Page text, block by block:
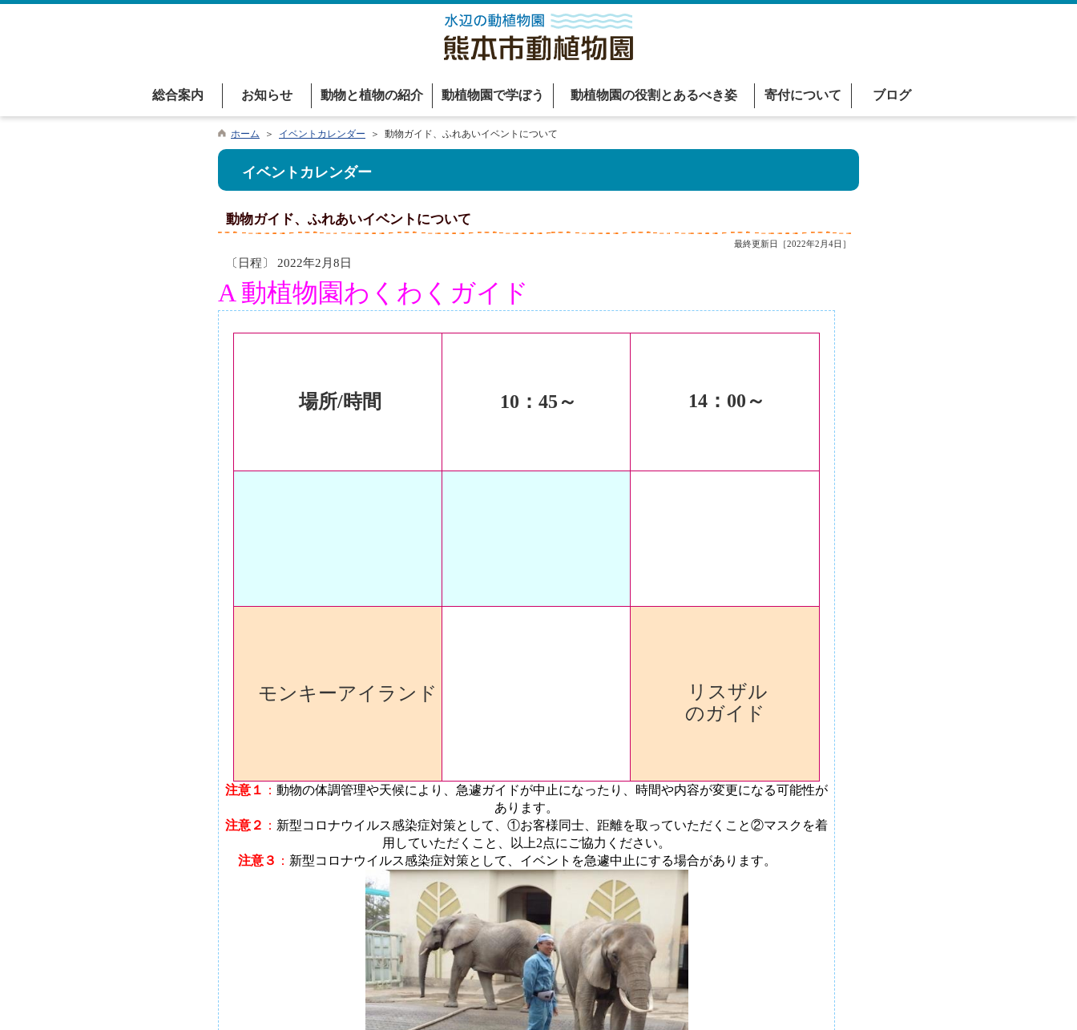
総合案内 お知らせ 動物と植物の紹介 動植物園で学ぼう 動植物園の役割とあるべき姿 寄付について ブログ
ホーム ＞ イベントカレンダー ＞ 動物ガイド、ふれあいイベントについて
イベントカレンダー
動物ガイド、ふれあいイベントについて
最終更新日［2022年2月4日］
〔日程〕 2022年2月8日
A 動植物園わくわくガイド
場所/時間 10 ：45～ 14：00～
モンキーアイランド
リスザル
のガイド
注意１ ： 動物の体調管理や天候により、急遽ガイドが中止になったり、時間や内容が変更になる可能性が
あります。
注意２ ： 新型コロナウイルス感染症対策として、①お客様同士、距離を取っていただくこと②マスクを着
用していただくこと、以上2点にご協力ください。
注意３ ： 新型コロナウイルス感染症対策として、イベントを急遽中止にする場合があります。